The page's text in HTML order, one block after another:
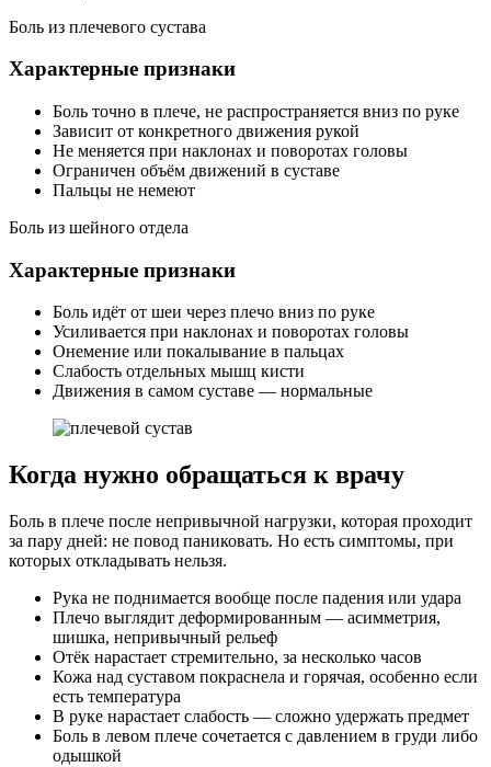
Боль из плечевого сустава
Характерные признаки
Боль точно в плече, не распространяется вниз по руке
Зависит от конкретного движения рукой
Не меняется при наклонах и поворотах головы
Ограничен объём движений в суставе
Пальцы не немеют
Боль из шейного отдела
Характерные признаки
Боль идёт от шеи через плечо вниз по руке
Усиливается при наклонах и поворотах головы
Онемение или покалывание в пальцах
Слабость отдельных мышц кисти
Движения в самом суставе — нормальные
Когда нужно обращаться к врачу
Боль в плече после непривычной нагрузки, которая проходит
за пару дней: не повод паниковать. Но есть симптомы, при
которых откладывать нельзя.
Рука не поднимается вообще после падения или удара
Плечо выглядит деформированным — асимметрия,
шишка, непривычный рельеф
Отёк нарастает стремительно, за несколько часов
Кожа над суставом покраснела и горячая, особенно если
есть температура
В руке нарастает слабость — сложно удержать предмет
Боль в левом плече сочетается с давлением в груди либо
одышкой